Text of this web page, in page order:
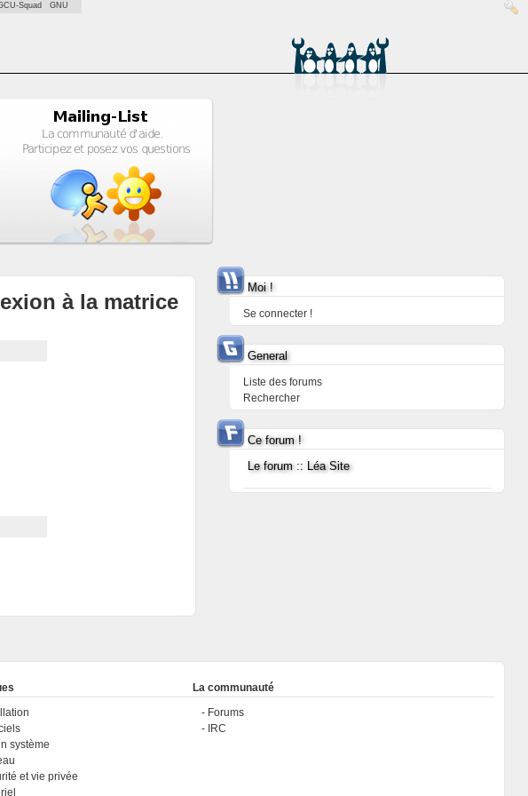
Squad GNU
à la matrice
Moi !
Se connecter !
General
Liste des forums
Rechercher
Ce forum !
Le forum :: Léa Site
système
et vie privée
La communauté
Forums
IRC